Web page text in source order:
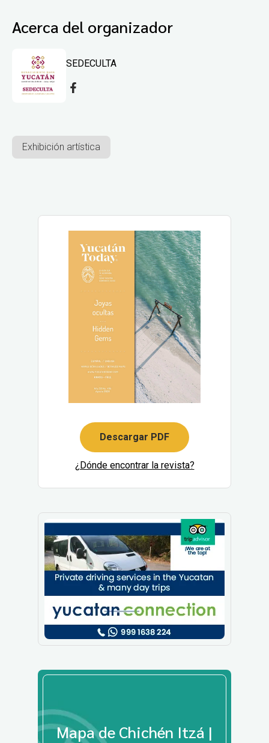
Acerca del organizador
SEDECULTA
Exhibición artística
Descargar PDF
¿Dónde encontrar la revista?
Mapa de Chichén Itzá |